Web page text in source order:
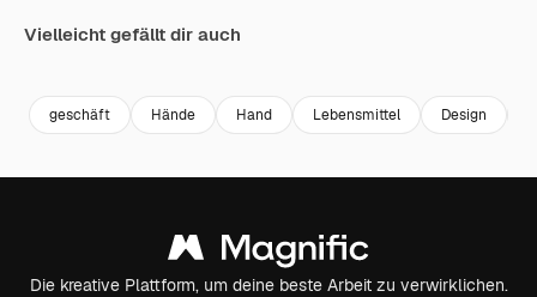
Vielleicht gefällt dir auch
geschäft Hände Hand Lebensmittel Design
Die kreative Plattform, um deine beste Arbeit zu verwirklichen.